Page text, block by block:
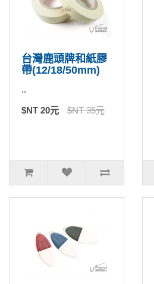
台灣鹿頭牌和紙膠
帶(12/18/50mm)
..
$NT 20元 $NT 35元